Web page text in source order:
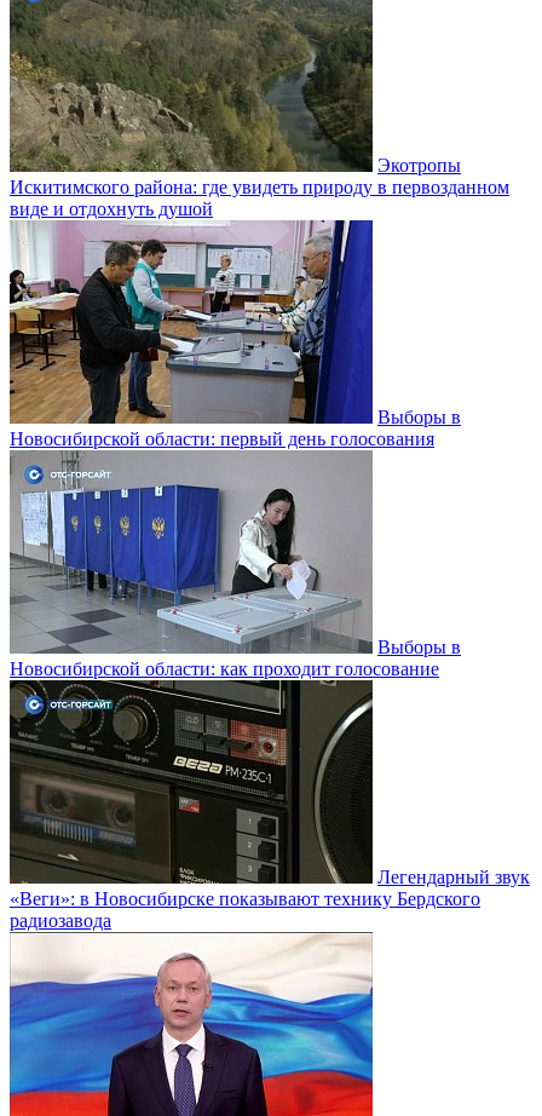
Экотропы
Искитимского района: где увидеть природу в первозданном
виде и отдохнуть душой
Выборы в
Новосибирской области: первый день голосования
Выборы в
Новосибирской области: как проходит голосование
Легендарный звук
«Веги»: в Новосибирске показывают технику Бердского
радиозавода